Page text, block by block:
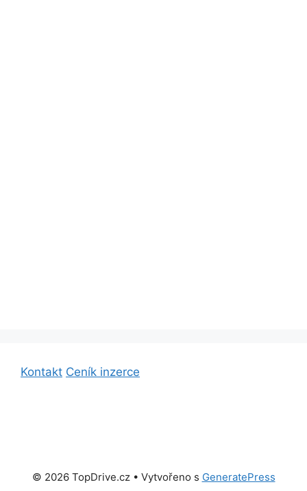
Kontakt Ceník inzerce
© 2026 TopDrive.cz• Vytvořeno s GeneratePress